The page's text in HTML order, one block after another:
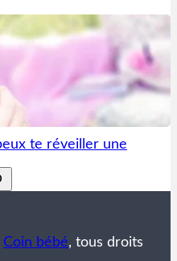
te réveiller une
Coin bébé, tous droits